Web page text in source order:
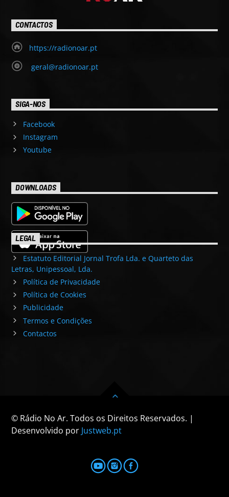
CONTACTOS
https://radionoar.pt
geral@radionoar.pt
SIGA-NOS
Facebook
Instagram
Youtube
DOWNLOADS
LEGAL
Estatuto Editorial Jornal Trofa Lda. e Quarteto das
Letras, Unipessoal, Lda.
Política de Privacidade
Política de Cookies
Publicidade
Termos e Condições
Contactos
© Rádio No Ar. Todos os Direitos Reservados. |
Desenvolvido por Justweb.pt